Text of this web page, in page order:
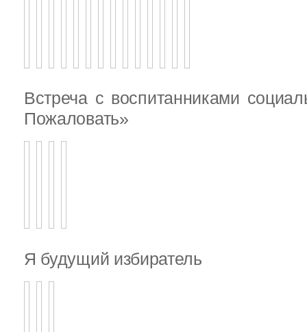
Встреча с воспитанниками
Пожаловать»
Я будущий избиратель